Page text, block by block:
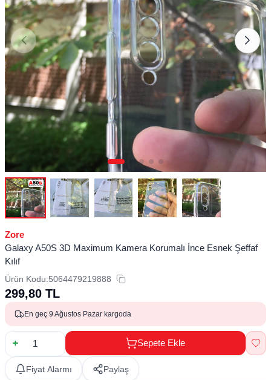
Zore
Galaxy A50S 3D Maximum Kamera Korumalı İnce Esnek Şeffaf
Kılıf
Ürün Kodu:5064479219888
299,80 TL
En geç 9 Ağustos Pazar kargoda
Sepete Ekle
Fiyat Alarmı Paylaş